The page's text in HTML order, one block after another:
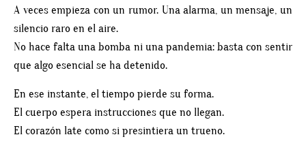
A veces empieza con un rumor. Una alarma, un mensaje, un
silencio raro en el aire.
No hace falta una bomba ni una pandemia: basta con sentir
que algo esencial se ha detenido.
En ese instante, el tiempo pierde su forma.
El cuerpo espera instrucciones que no llegan.
El corazón late como si presintiera un trueno.